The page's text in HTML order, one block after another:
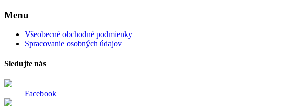
Menu
Všeobecné obchodné podmienky
Spracovanie osobných údajov
Sledujte nás
Facebook